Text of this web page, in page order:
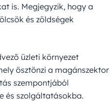
is. Megjegyzik, hogy a
és zöldségek
üzleti környezet
ösztönzi a magánszektor
szempontjából
és szolgáltatásokba.